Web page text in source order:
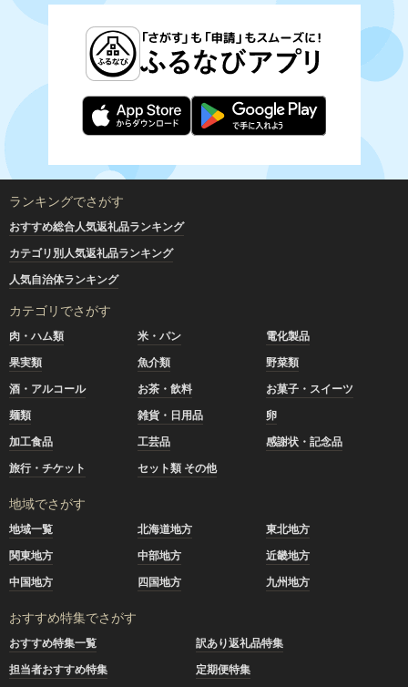
ランキングでさがす
おすすめ総合人気返礼品ランキング
カテゴリ別人気返礼品ランキング
人気自治体ランキング
カテゴリでさがす
肉・ハム類 米・パン
電化製品
果実類
魚介類
野菜類
酒・アルコール
お茶・飲料
お菓子・スイーツ
麺類
雑貨・日用品
卵
加工食品
工芸品
感謝状・記念品
旅行・チケット
セット類 その他
地域でさがす
地域一覧 北海道地方
東北地方
関東地方
中部地方
近畿地方
中国地方
四国地方 九州地方
おすすめ特集でさがす
おすすめ特集一覧
訳あり返礼品特集
担当者おすすめ特集
定期便特集